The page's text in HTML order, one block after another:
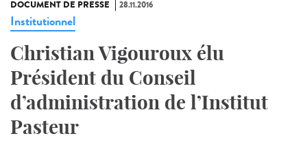
DOCUMENT DE PRESSE 28.11.2016
Institutionnel
Christian Vigouroux élu
Président du Conseil
d’administration de l’Institut
Pasteur